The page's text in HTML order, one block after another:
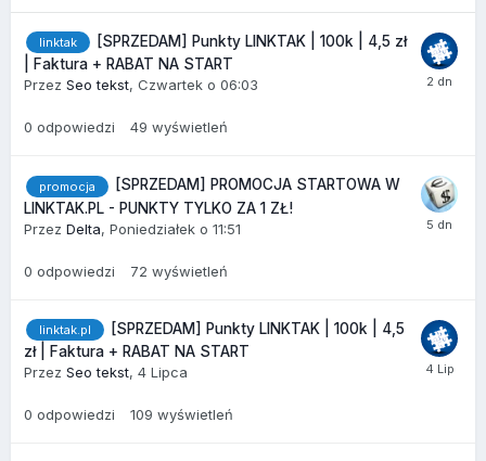
linktak
[SPRZEDAM] Punkty LINKTAK | 100k | 4,5 zł
| Faktura + RABAT NA START
Przez Seo tekst, Czwartek o 06:03
0 odpowiedzi 49 wyświetleń
promocja
[SPRZEDAM] PROMOCJA STARTOWA W
LINKTAK.PL - PUNKTY TYLKO ZA 1 ZŁ!
Przez Delta, Poniedziałek o 11:51
0 odpowiedzi 72 wyświetleń
linktak.pl
[SPRZEDAM] Punkty LINKTAK | 100k | 4,5
zł | Faktura + RABAT NA START
Przez Seo tekst, 4 Lipca
0 odpowiedzi 109 wyświetleń